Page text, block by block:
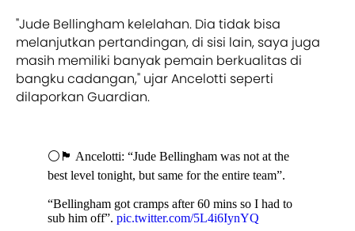
"Jude Bellingham kelelahan. Dia tidak bisa
melanjutkan pertandingan, di sisi lain, saya juga
masih memiliki banyak pemain berkualitas di
bangku cadangan," ujar Ancelotti seperti
dilaporkan Guardian.
⚪️🏴󠁧󠁢󠁥󠁮󠁧󠁿 Ancelotti: “Jude Bellingham was not at the
best level tonight, but same for the entire team”.
“Bellingham got cramps after 60 mins so I had to
sub him off”. pic.twitter.com/5L4i6IynYQ